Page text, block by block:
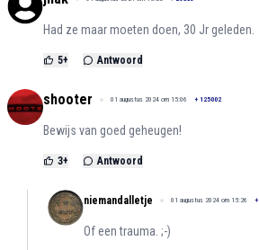
Had ze maar moeten doen, 30 Jr geleden.
5+ Antwoord
shooter 01 augustus 2024 om 15:06 + 125002
Bewijs van goed geheugen!
3+ Antwoord
niemandalletje 01 augustus 2024 om 15:26 +
Of een trauma. ;-)